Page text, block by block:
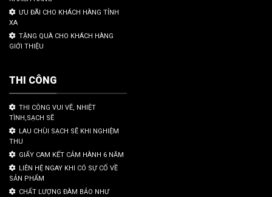
ƯU ĐÃI CHO KHÁCH HÀNG TỈNH
XA
TẶNG QUÀ CHO KHÁCH HÀNG
GIỚI THIỆU
THI CÔNG
THI CÔNG VUI VẼ, NHIỆT
TÌNH,SẠCH SẼ
LAU CHÙI SẠCH SẼ KHI NGHIỆM
THU
GIẤY CAM KẾT CẢM HÀNH 6 NĂM
LIÊN HỆ NGAY KHI CÓ SỰ CỐ VỀ
SẢN PHẨM
CHẤT LƯỢNG ĐÀM BẢO NHƯ